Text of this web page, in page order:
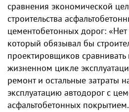
сравнения экономической
строительства
цементобетонных дорог: «Нет
который обязывал бы
проектировщиков сравнивать
жизненном цикле
ремонт и остальные затраты
эксплуатацию автодорог с
асфальтобетонных